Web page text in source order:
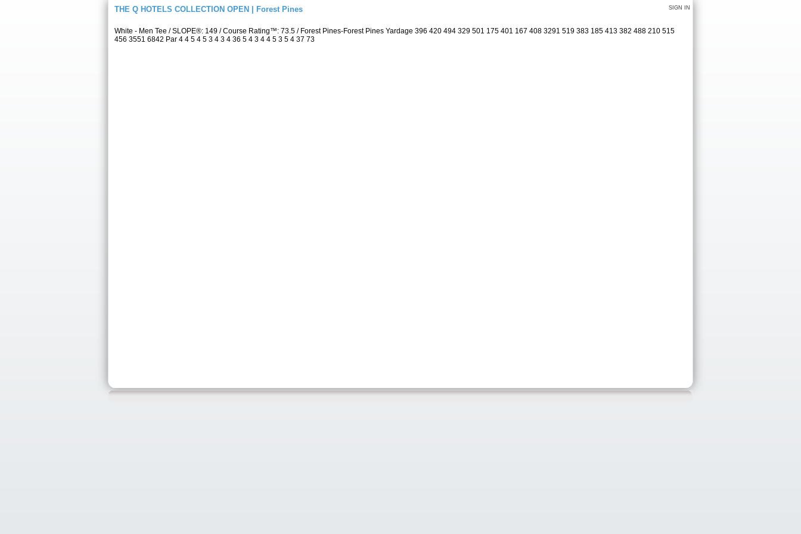
SIGN IN
THE Q HOTELS COLLECTION OPEN | Forest Pines
White - Men Tee / SLOPE®: 149 / Course Rating™: 73.5 / Forest Pines-Forest Pines Yardage 396 420 494 329 501 175 401 167 408 3291 519 383 185 413 382 488 210 515
456 3551 6842 Par 4 4 5 4 5 3 4 3 4 36 5 4 3 4 4 5 3 5 4 37 73